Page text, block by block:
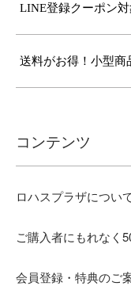
LINE登録クーポン
送料がお得！小型商
コンテンツ
ロハスプラザについ
ご購入者にもれなく
会員登録・特典のご